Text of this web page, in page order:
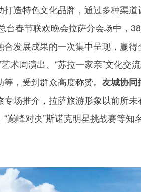
造特色文化品牌，通过多种渠道
台春节联欢晚会拉萨分会场中， 38
发展成果的一次集中呈现，赢得
术周演出、“苏拉一家亲”文化交
，受到群众高度称赞。 友城协同
场推介，拉萨旅游形象以前所
巅峰对决”斯诺克明星挑战赛等